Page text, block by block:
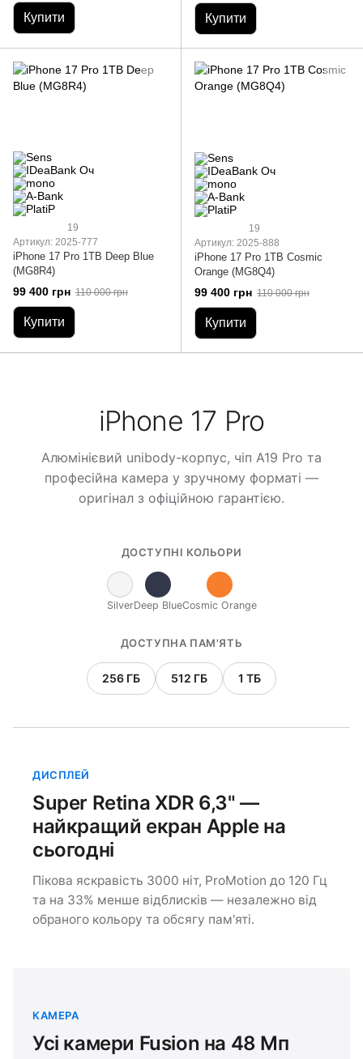
Купити Купити
19
Артикул: 2025-777
iPhone 17 Pro 1TB Deep Blue
(MG8R4)
99 400 грн 110 000 грн
Купити
19
Артикул: 2025-888
iPhone 17 Pro 1TB Cosmic
Orange (MG8Q4)
99 400 грн 110 000 грн
Купити
iPhone 17 Pro
Алюмінієвий unibody-корпус, чіп A19 Pro та
професійна камера у зручному форматі —
оригінал з офіційною гарантією.
ДОСТУПНІ КОЛЬОРИ
SilverDeep BlueCosmic Orange
ДОСТУПНА ПАМ'ЯТЬ
256 ГБ 512 ГБ 1 ТБ
ДИСПЛЕЙ
Super Retina XDR 6,3" —
найкращий екран Apple на
сьогодні
Пікова яскравість 3000 ніт, ProMotion до 120 Гц
та на 33% менше відблисків — незалежно від
обраного кольору та обсягу пам'яті.
КАМЕРА
Усі камери Fusion на 48 Мп